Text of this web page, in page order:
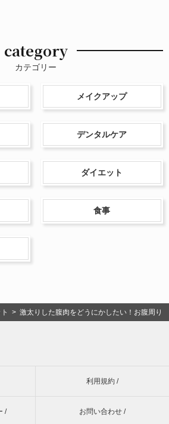
category
カテゴリー
メイクアップ
デンタルケア
ダイエット
食事
> 激太りした腹肉をどうにかしたい！お腹周り
利用規約 /
/ お問い合わせ /